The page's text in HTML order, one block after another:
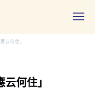
云何住」
何住」